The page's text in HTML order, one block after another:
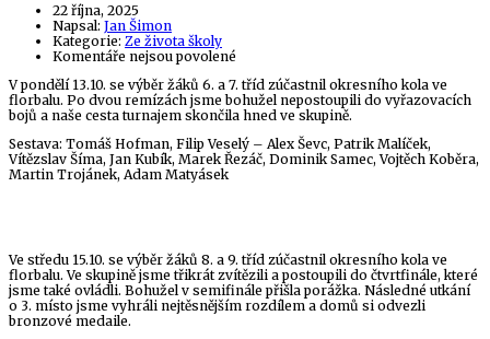
22 října, 2025
Napsal: Author
Jan Šimon
Kategorie: Ze života školy
Komentáře nejsou povolené
s
názvem
Florbal
okresní
kolo
V pondělí 13.10. se výběr žáků 6. a 7. tříd zúčastnil okresního kola ve
florbalu. Po dvou remízách jsme bohužel nepostoupili do vyřazovacích
bojů a naše cesta turnajem skončila hned ve skupině.
Sestava: Tomáš Hofman, Filip Veselý – Alex Ševc, Patrik Malíček,
Vítězslav Šíma, Jan Kubík, Marek Řezáč, Dominik Samec, Vojtěch Koběra,
Martin Trojánek, Adam Matyásek
Ve středu 15.10. se výběr žáků 8. a 9. tříd zúčastnil okresního kola ve
florbalu. Ve skupině jsme třikrát zvítězili a postoupili do čtvrtfinále, které
jsme také ovládli. Bohužel v semifinále přišla porážka. Následné utkání
o 3. místo jsme vyhráli nejtěsnějším rozdílem a domů si odvezli
bronzové medaile.